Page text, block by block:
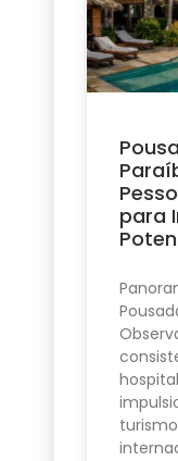
para